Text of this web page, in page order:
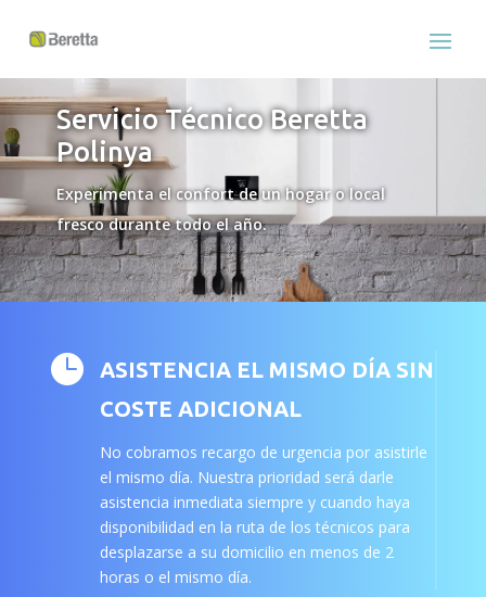
Servicio Técnico Beretta
Polinya
Experimenta el confort de un hogar o local
fresco durante todo el año.

ASISTENCIA EL MISMO DÍA SIN
COSTE ADICIONAL
No cobramos recargo de urgencia por asistirle
el mismo día. Nuestra prioridad será darle
asistencia inmediata siempre y cuando haya
disponibilidad en la ruta de los técnicos para
desplazarse a su domicilio en menos de 2
horas o el mismo día.